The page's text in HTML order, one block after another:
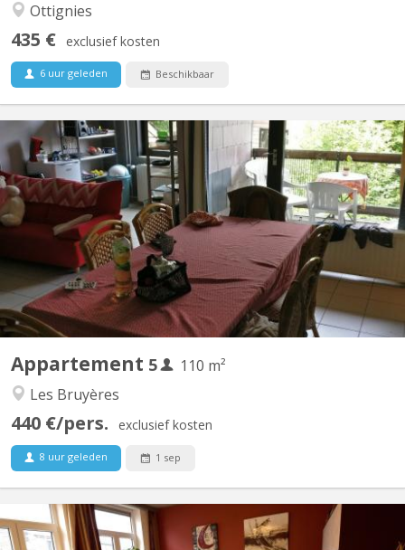
Ottignies
435 € exclusief kosten
6 uur geleden Beschikbaar
Appartement 5
110 m²
Les Bruyères
440 €/pers. exclusief kosten
8 uur geleden 1 sep
KV 1793
Appartement meublé 5 chambres Quartier des Bruyères, à 1348
Louvain-la-Neuve, à 150 m de la Place Montesquieu (proximité
centre et facilités). Appartement de 110 m2 pour 5 étudiant(e)s
solidaires, non-fumeurs : 5 chambres, hall, cuisine équipée,
remise, salle de bain avec WC, terrasse, salle...
KV 1926